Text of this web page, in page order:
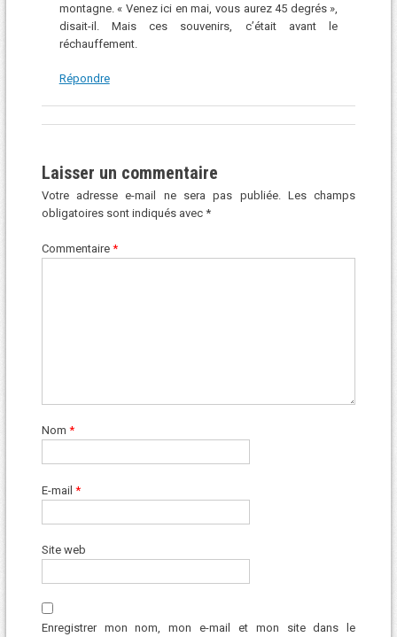
montagne. « Venez ici en mai, vous aurez 45 degrés »,
disait-il. Mais ces souvenirs, c’était avant le
réchauffement.
Répondre
Laisser un commentaire
Votre adresse e-mail ne sera pas publiée. Les champs
obligatoires sont indiqués avec *
Commentaire *
Nom *
E-mail *
Site web
Enregistrer mon nom, mon e-mail et mon site dans le